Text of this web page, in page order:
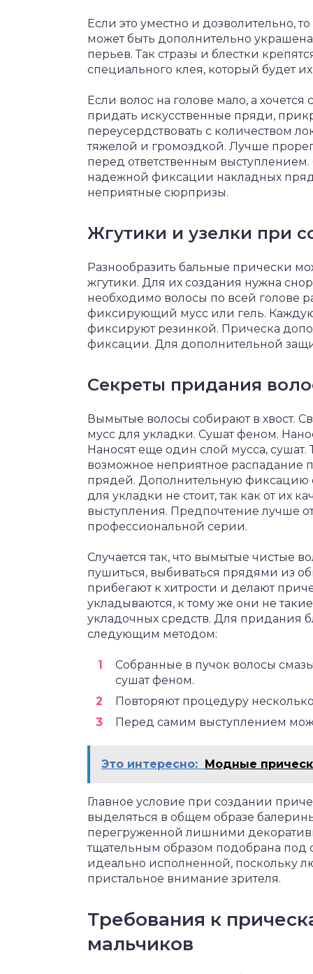
Если это уместно и дозволительно,
может быть дополнительно
перьев. Так стразы и блестки
специального клея, который будет
Если волос на голове мало, а
придать искусственные пряди,
переусердствовать с количеством
тяжелой и громоздкой. Лучше
перед ответственным
надежной фиксации накладных
неприятные сюрпризы.
Жгутики и узелки при
Разнообразить бальные прически
жгутики. Для их создания нужна
необходимо волосы по всей голове
фиксирующий мусс или гель.
фиксируют резинкой. Прическа
фиксации. Для дополнительной
Секреты придания
Вымытые волосы собирают в хвост.
мусс для укладки. Сушат феном.
Наносят еще один слой мусса,
возможное неприятное распадание
прядей. Дополнительную фиксацию
для укладки не стоит, так как от их
выступления. Предпочтение лучше
профессиональной серии.
Случается так, что вымытые чистые
пушиться, выбиваться прядями из
прибегают к хитрости и делают
укладываются, к тому же они не
укладочных средств. Для придания
следующим методом:
Собранные в пучок волосы
сушат феном.
Повторяют процедуру
Перед самим выступлением
Это интересно: Модные
Главное условие при создании
выделяться в общем образе
перегруженной лишними
тщательным образом подобрана под
идеально исполненной, поскольку
пристальное внимание зрителя.
Требования к
мальчиков